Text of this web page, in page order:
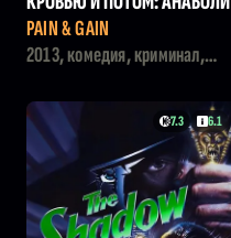
КИ
PAIN & GAIN
2013, комедия, криминал,
7.3 6.1